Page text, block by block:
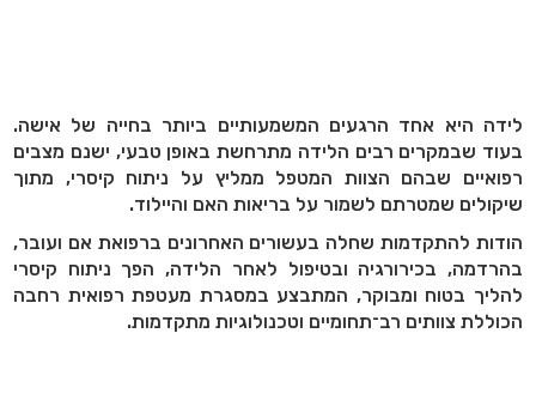
לידה היא אחד הרגעים המשמעותיים ביותר בחייה של אישה.
בעוד שבמקרים רבים הלידה מתרחשת באופן טבעי, ישנם מצבים
רפואיים שבהם הצוות המטפל ממליץ על ניתוח קיסרי, מתוך
שיקולים שמטרתם לשמור על בריאות האם והיילוד.
הודות להתקדמות שחלה בעשורים האחרונים ברפואת אם ועובר,
בהרדמה, בכירורגיה ובטיפול לאחר הלידה, הפך ניתוח קיסרי
להליך בטוח ומבוקר, המתבצע במסגרת מעטפת רפואית רחבה
הכוללת צוותים רב־תחומיים וטכנולוגיות מתקדמות.